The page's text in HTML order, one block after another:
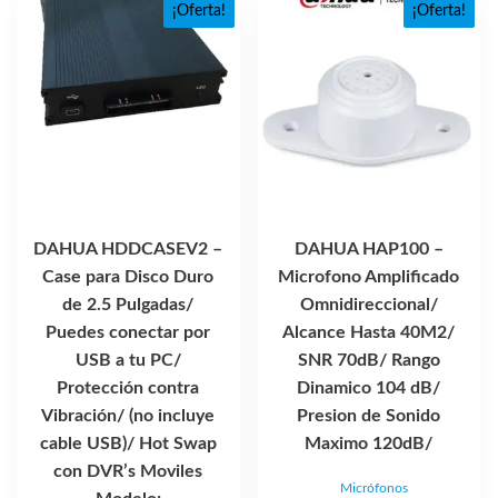
¡Oferta!
DAHUA HDDCASEV2 –
Case para Disco Duro
de 2.5 Pulgadas/
Puedes conectar por
USB a tu PC/
Protección contra
Vibración/ (no incluye
cable USB)/ Hot Swap
con DVR’s Moviles
¡Oferta!
DAHUA HAP100 –
Microfono Amplificado
Omnidireccional/
Alcance Hasta 40M2/
SNR 70dB/ Rango
Dinamico 104 dB/
Presion de Sonido
Maximo 120dB/
Micrófonos